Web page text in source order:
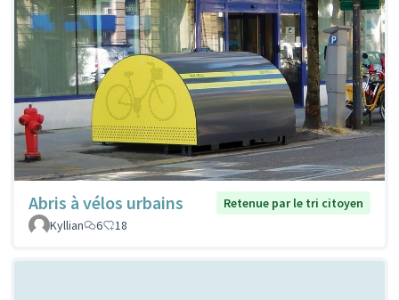
Abris à vélos urbains
Retenue par le tri citoyen
Kyllian
6 18